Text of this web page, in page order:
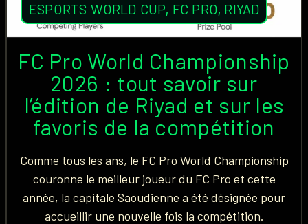
ESPORTS WORLD CUP, FC PRO, RIYAD
FC Pro World Championship
2026 : tout savoir sur
l’édition de Riyad et sur les
favoris de la compétition
Comme tous les ans, le FC Pro World Championship
couronne le meilleur joueur du FC Pro et cette
année, la capitale Saoudienne a été désignée pour
accueillir une nouvelle fois la compétition.